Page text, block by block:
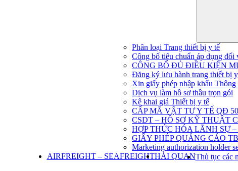
Phân loại Trang thiết bị y tế
Công bố tiêu chuẩn áp dụng
CÔNG BỐ ĐỦ ĐIỀU KIỆN
Đăng ký lưu hành trang thiết bị
Xin giấy phép nhập khẩu Thông
Dịch vụ làm hồ sơ thầu trọn gói
Kê khai giá Thiết bị y tế
CẤP MÃ VẬT TƯ Y TẾ QĐ
CSDT – HỒ SƠ KỸ THUẬT
HỢP THỨC HÓA LÃNH SỰ
GIẤY PHÉP QUẢNG CÁO
Marketing authorization holder
AIRFREIGHT – SEAFREIGHTHẢI QUANThủ tục các